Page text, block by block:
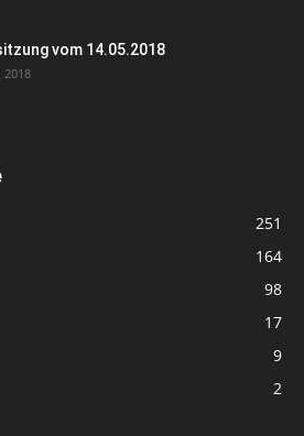
vom 14.05.2018
2018
251
164
98
17
9
2